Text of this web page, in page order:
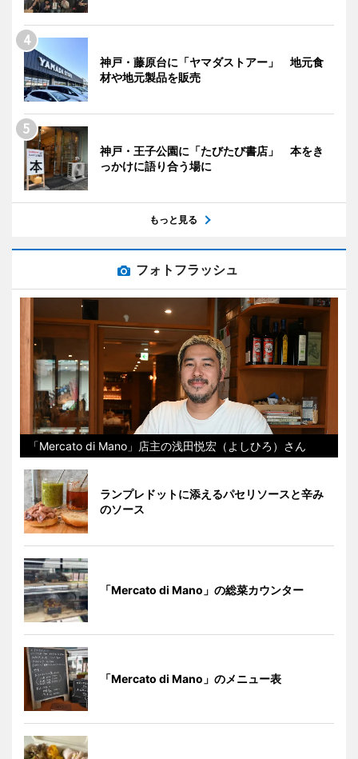
神戸・藤原台に「ヤマダストアー」 地元食
材や地元製品を販売
神戸・王子公園に「たびたび書店」 本をき
っかけに語り合う場に
もっと見る
フォトフラッシュ
「Mercato di Mano」店主の浅田悦宏（よしひろ）さん
ランプレドットに添えるパセリソースと辛み
のソース
「Mercato di Mano」の総菜カウンター
「Mercato di Mano」のメニュー表